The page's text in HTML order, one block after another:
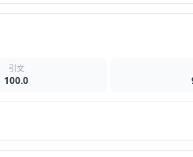
引文
100.0